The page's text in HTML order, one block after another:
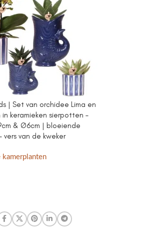
| Set van orchidee Lima en
keramieken sierpotten –
& Ø6cm | bloeiende
vers van de kweker